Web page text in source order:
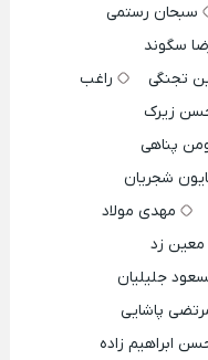
سبحان رستمی
سگوند
تجنگی
راغب
زیرک
پناهی
شجریان
مهدی مولاد
معین زد
جلیلیان
پاشایی
ابراهیم زاده